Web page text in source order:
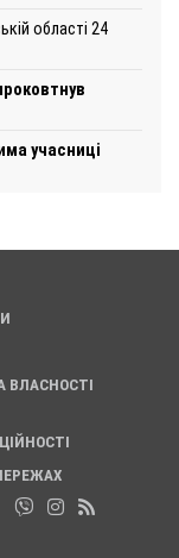
області 24
учасниці
ВЛАСНОСТІ